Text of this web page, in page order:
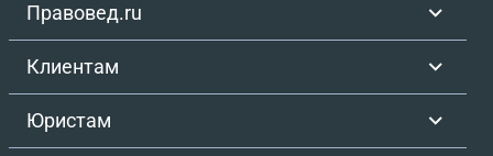
Правовед.ru
Клиентам
Юристам